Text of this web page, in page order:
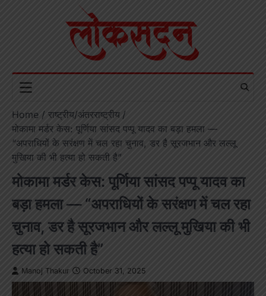
Home
राष्ट्रीय/अंतरराष्ट्रीय
मोकामा मर्डर केस: पूर्णिया सांसद पप्पू यादव का बड़ा हमला —
“अपराधियों के सरंक्षण में चल रहा चुनाव, डर है सूरजभान और लल्लू
मुखिया की भी हत्या हो सकती है”
मोकामा मर्डर केस: पूर्णिया सांसद पप्पू यादव का
बड़ा हमला — “अपराधियों के सरंक्षण में चल रहा
चुनाव, डर है सूरजभान और लल्लू मुखिया की भी
हत्या हो सकती है”
Manoj Thakur October 31, 2025